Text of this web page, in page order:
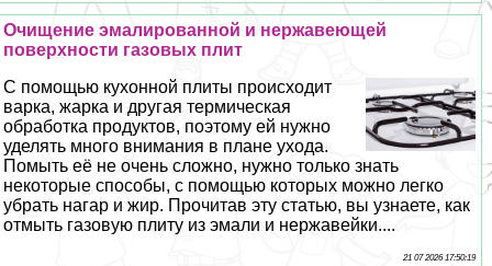
Очищение эмалированной и нержавеющей
поверхности газовых плит
С помощью кухонной плиты происходит
варка, жарка и другая термическая
обработка продуктов, поэтому ей нужно
уделять много внимания в плане ухода.
Помыть её не очень сложно, нужно только знать
некоторые способы, с помощью которых можно легко
убрать нагар и жир. Прочитав эту статью, вы узнаете, как
отмыть газовую плиту из эмали и нержавейки....
21 07 2026 17:50:19